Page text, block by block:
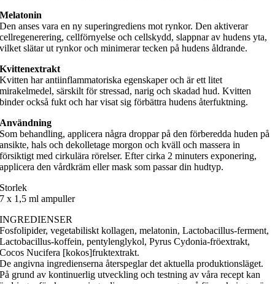
Melatonin
Den anses vara en ny superingrediens mot rynkor. Den aktiverar
cellregenerering, cellförnyelse och cellskydd, slappnar av hudens yta,
vilket slätar ut rynkor och minimerar tecken på hudens åldrande.
Kvittenextrakt
Kvitten har antiinflammatoriska egenskaper och är ett litet
mirakelmedel, särskilt för stressad, narig och skadad hud. Kvitten
binder också fukt och har visat sig förbättra hudens återfuktning.
Användning
Som behandling, applicera några droppar på den förberedda huden på
ansikte, hals och dekolletage morgon och kväll och massera in
försiktigt med cirkulära rörelser. Efter cirka 2 minuters exponering,
applicera den vårdkräm eller mask som passar din hudtyp.
Storlek
7 x 1,5 ml ampuller
INGREDIENSER
Fosfolipider, vegetabiliskt kollagen, melatonin, Lactobacillus-ferment,
Lactobacillus-koffein, pentylenglykol, Pyrus Cydonia-fröextrakt,
Cocos Nucifera [kokos]fruktextrakt.
De angivna ingredienserna återspeglar det aktuella produktionsläget.
På grund av kontinuerlig utveckling och testning av våra recept kan